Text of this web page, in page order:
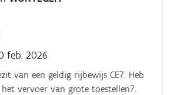
feb. 2026
van een geldig rijbewijs CE?. Heb
vervoer van grote toestellen?.